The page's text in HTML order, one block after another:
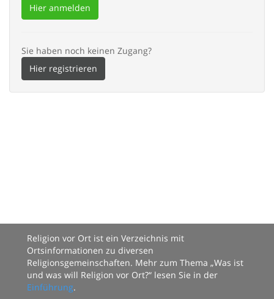
Hier anmelden
Sie haben noch keinen Zugang?
Hier registrieren
Religion vor Ort ist ein Verzeichnis mit
Ortsinformationen zu diversen
Religionsgemeinschaften. Mehr zum Thema „Was ist
und was will Religion vor Ort?“ lesen Sie in der
Einführung.